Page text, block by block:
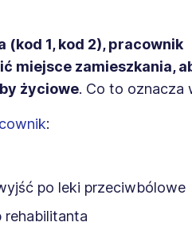
(kod 1, kod 2), pracownik
miejsce zamieszkania,
życiowe. Co to oznacza
:
po leki przeciwbólowe
rehabilitanta